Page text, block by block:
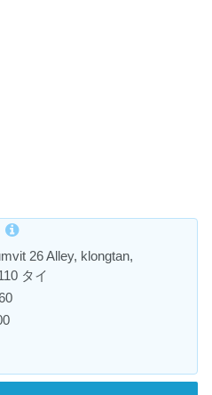
26 Alley, klongtan,
タイ